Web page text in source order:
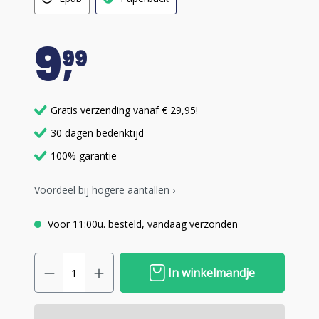
999
Gratis verzending vanaf € 29,95!
30 dagen bedenktijd
100% garantie
Voordeel bij hogere aantallen ›
Voor 11:00u. besteld, vandaag verzonden
In winkelmandje